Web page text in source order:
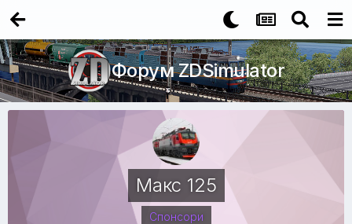
Форум ZDSimulator
Макс 125
Спонсори